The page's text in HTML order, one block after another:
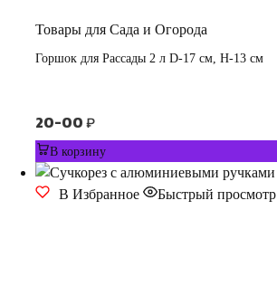
Товары для Сада и Огорода
Горшок для Рассады 2 л D-17 см, H-13 см
20-00₽
В корзину
В Избранное
Быстрый просмотр